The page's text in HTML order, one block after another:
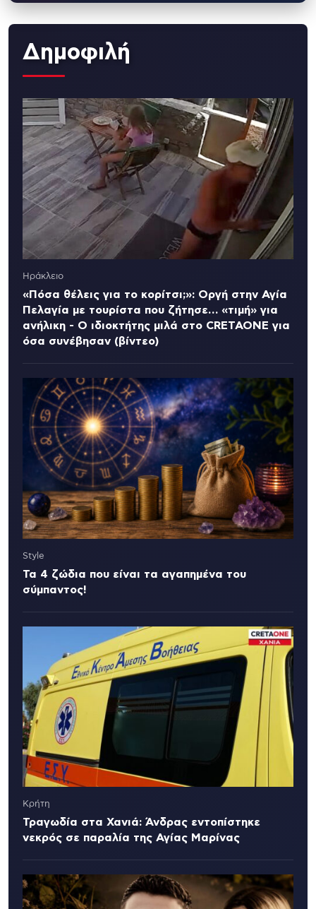
Δημοφιλή
Ηράκλειο
«Πόσα θέλεις για το κορίτσι;»: Οργή στην Αγία
Πελαγία με τουρίστα που ζήτησε… «τιμή» για
ανήλικη - Ο ιδιοκτήτης μιλά στο CRETAONE για
όσα συνέβησαν (βίντεο)
Style
Τα 4 ζώδια που είναι τα αγαπημένα του
σύμπαντος!
Κρήτη
Τραγωδία στα Χανιά: Άνδρας εντοπίστηκε
νεκρός σε παραλία της Αγίας Μαρίνας